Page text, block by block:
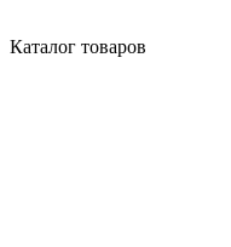
Каталог товаров